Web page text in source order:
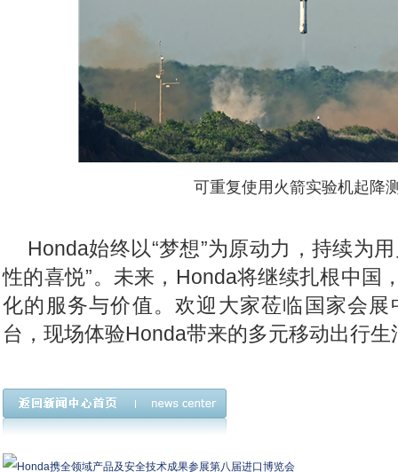
可重复使用火箭实验机起降
Honda始终以“梦想”为原动力，持续为
性的喜悦”。未来，Honda将继续扎根中国
化的服务与价值。欢迎大家莅临国家会展
台，现场体验Honda带来的多元移动出行生